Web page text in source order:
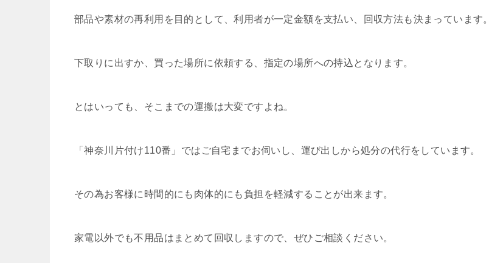
部品や素材の再利用を目的として、利用者が一定金額を支払い、回収方法も決まっています。
下取りに出すか、買った場所に依頼する、指定の場所への持込となります。
とはいっても、そこまでの運搬は大変ですよね。
「神奈川片付け110番」ではご自宅までお伺いし、運び出しから処分の代行をしています。
その為お客様に時間的にも肉体的にも負担を軽減することが出来ます。
家電以外でも不用品はまとめて回収しますので、ぜひご相談ください。